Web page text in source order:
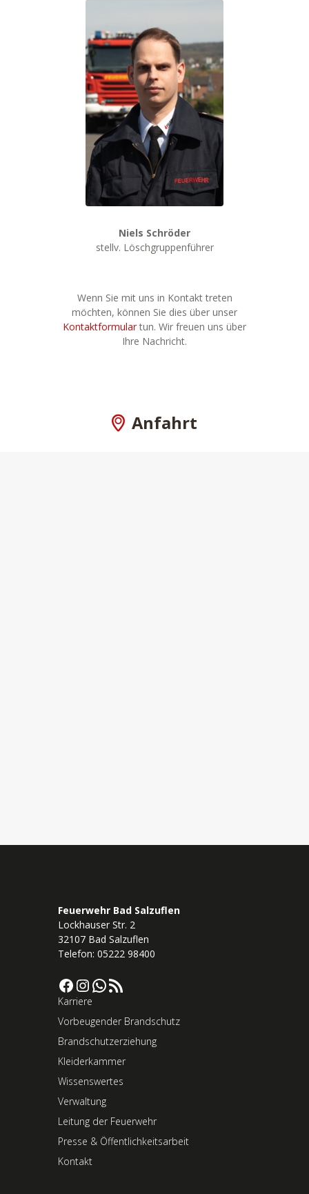
Niels Schröder
stellv. Löschgruppenführer
Wenn Sie mit uns in Kontakt treten
möchten, können Sie dies über unser
Kontaktformulartun. Wir freuen uns über
Ihre Nachricht.
Anfahrt
Feuerwehr Bad Salzuflen
Lockhauser Str. 2
32107 Bad Salzuflen
Telefon: 05222 98400
Facebook InstagramWhatsApp RSS-Feed
Karriere
Vorbeugender Brandschutz
Brandschutzerziehung
Kleiderkammer
Wissenswertes
Verwaltung
Leitung der Feuerwehr
Presse & Öffentlichkeitsarbeit
Kontakt